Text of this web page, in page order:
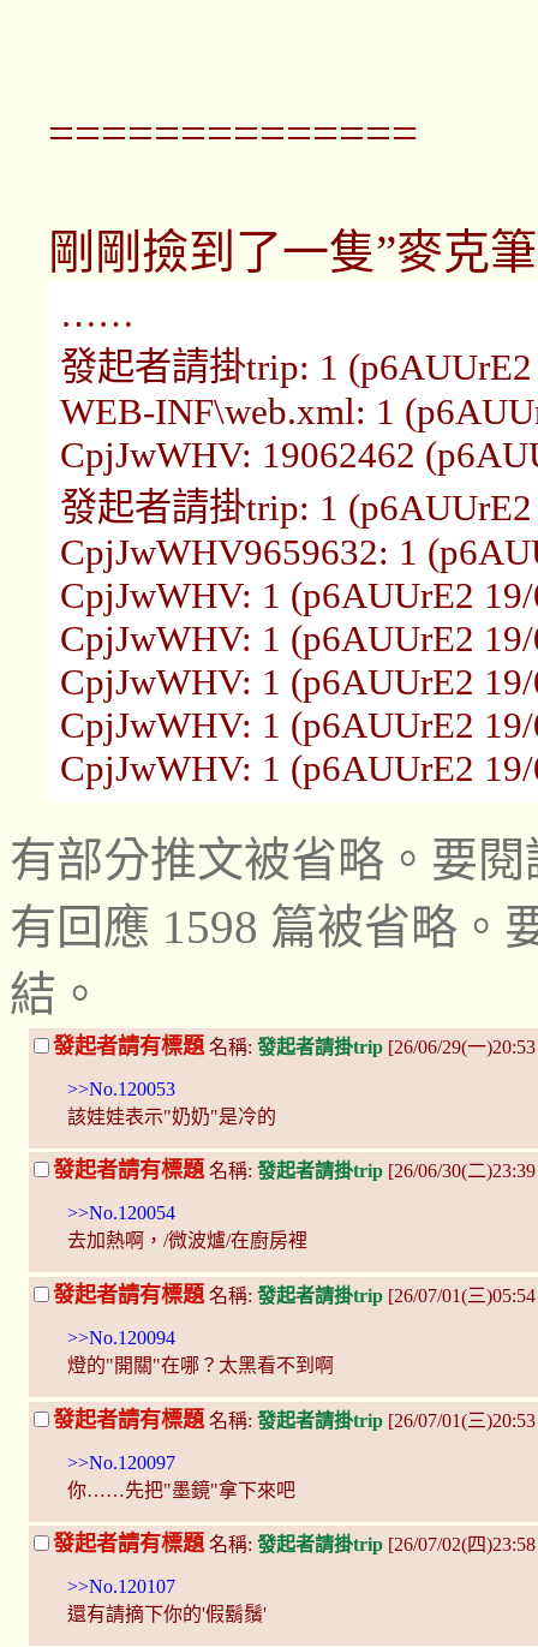
==============
剛剛撿到了一隻”麥克
……
發起者請掛trip: 1
WEB-INF\web.xml: 1
CpjJwWHV: 19062462
發起者請掛trip: 1
CpjJwWHV9659632: 1
CpjJwWHV: 1 (p6AUUrE2
CpjJwWHV: 1 (p6AUUrE2
CpjJwWHV: 1 (p6AUUrE2
CpjJwWHV: 1 (p6AUUrE2
CpjJwWHV: 1 (p6AUUrE2
有部分推文被省略。要
有回應 1598 篇被省略。
結。
發起者請有標題 名稱: 發起者請掛trip [26/06/29(一
>>No.120053
該娃娃表示"奶奶"是冷的
發起者請有標題 名稱: 發起者請掛trip [26/06/30(二
>>No.120054
去加熱啊，/微波爐/在廚房裡
發起者請有標題 名稱: 發起者請掛trip [26/07/01(三
>>No.120094
燈的"開關"在哪？太黑看不到啊
發起者請有標題 名稱: 發起者請掛trip [26/07/01(三
>>No.120097
你……先把"墨鏡"拿下來吧
發起者請有標題 名稱: 發起者請掛trip [26/07/02(四
>>No.120107
還有請摘下你的'假鬍鬚'